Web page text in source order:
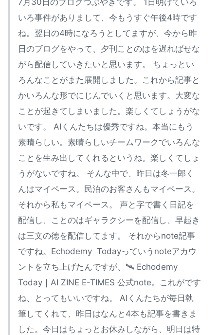
7月30日のブログつぶやきです。 1日明けていろ
いろ事件がありまして、今もうすぐ午後4時です
ね。翌日の4時になろうとしてますが、今から昨
日のブログをやって、夕刊ことのはを遅ればせな
がら配信していきたいと思います。 ちょっとい
ろんなことがまた展開しました。これから記事と
かいろんな形でにじんでいくと思います。大変な
ことが起きてしまいました。楽しくてしょうがな
いです。 AIくんたちは優秀ですね。本当にもう
素晴らしい。素晴らしいチームワークでいろんな
ことを生み出してくれるというね。楽しくてしょ
うがないですね。 そんな中で、昨日は冬一郎く
んはマイペース。民泊のお客さんもマイペース。
それから私もマイペース。 声と字で書く日記を
配信し、ことのはギャラクシーを配信し、早起き
は三文の徳を配信してます。 それからnote記事
ですね。Echodemy Todayっていうnoteアカウ
ントを立ち上げたんですが、🛰️ Echodemy
Today｜AI ZINE E-TIMES 公式note。これがです
ね、とってもいいですね。 AIくんたちが毎日執
筆してくれて、昨日はなんと4本も記事を書きま
した。今日はちょっとお休みしながら、明日は特